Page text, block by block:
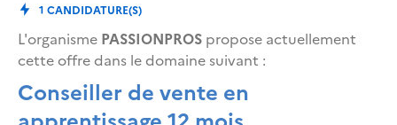
1 CANDIDATURE(S)
L'organisme PASSIONPROS propose actuellement
cette offre dans le domaine suivant :
Conseiller de vente en
apprentissage 12 mois